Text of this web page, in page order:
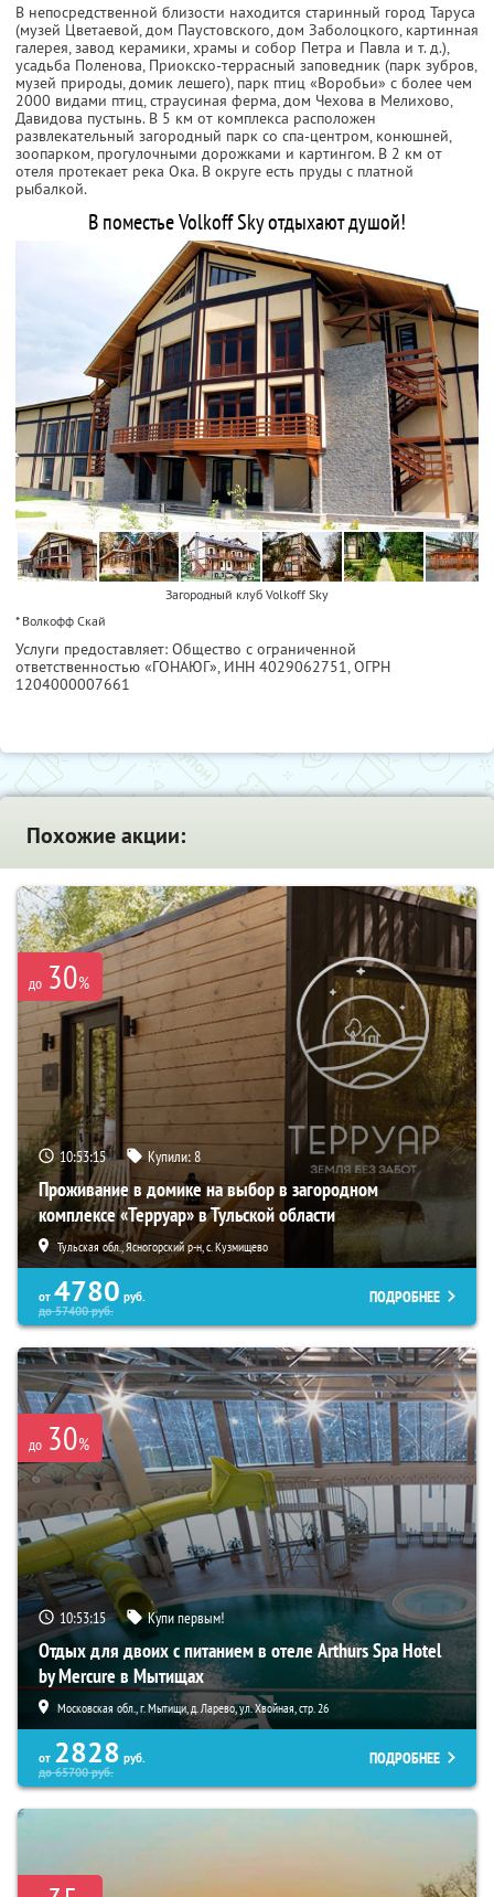
В непосредственной близости находится старинный город Таруса
(музей Цветаевой, дом Паустовского, дом Заболоцкого, картинная
галерея, завод керамики, храмы и собор Петра и Павла и т. д.),
усадьба Поленова, Приокско-террасный заповедник (парк зубров,
музей природы, домик лешего), парк птиц «Воробьи» с более чем
2000 видами птиц, страусиная ферма, дом Чехова в Мелихово,
Давидова пустынь. В 5 км от комплекса расположен
развлекательный загородный парк со спа-центром, конюшней,
зоопарком, прогулочными дорожками и картингом. В 2 км от
отеля протекает река Ока. В округе есть пруды с платной
рыбалкой.
В поместье Volkoff Sky отдыхают душой!
Загородный клуб Volkoff Sky
* Волкофф Скай
Услуги предоставляет: Общество с ограниченной
ответственностью «ГОНАЮГ», ИНН 4029062751, ОГРН
1204000007661
Похожие акции:
до 30%
10:53:13 Купили:8
Проживание в домике на выбор в загородном
комплексе «Терруар» в Тульской области
Тульская обл., Ясногорский р-н, с. Кузмищево
от 4780 руб.
до57400руб.
ПОДРОБНЕЕ
до 30%
10:53:13 Купи первым!
Отдых для двоих с питанием в отеле Arthurs Spa Hotel
by Mercure в Мытищах
Московская обл., г. Мытищи, д. Ларево, ул. Хвойная, стр. 26
от 2828 руб.
до65700руб.
ПОДРОБНЕЕ